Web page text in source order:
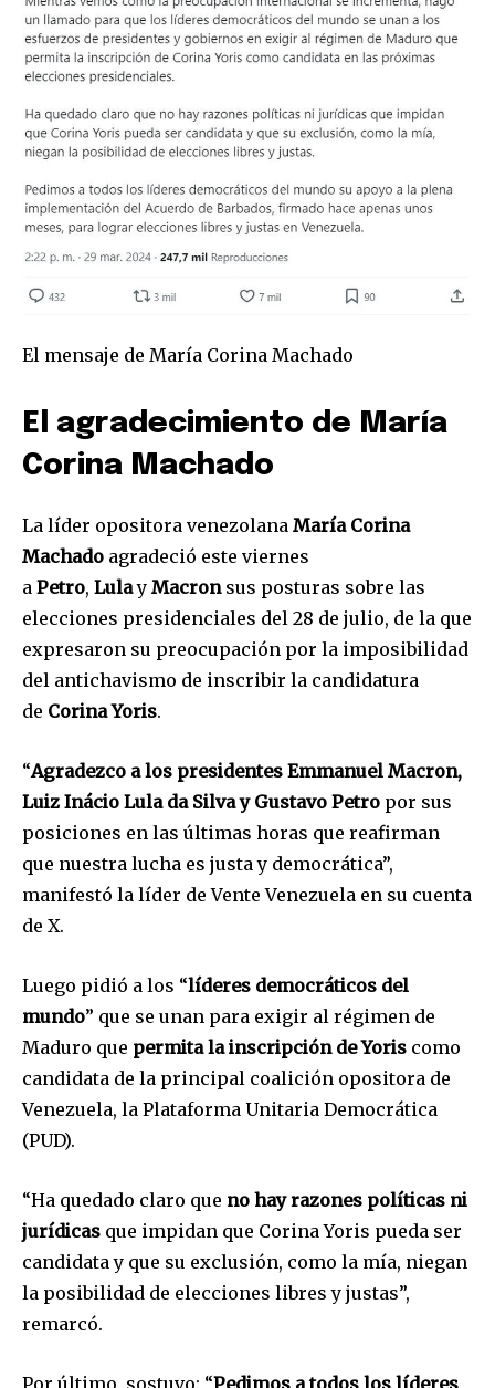
El mensaje de María Corina Machado
El agradecimiento de María
Corina Machado
La líder opositora venezolana María Corina
Machado agradeció este viernes
a Petro, Lulay Macronsus posturas sobre las
elecciones presidenciales del 28 de julio, de la que
expresaron su preocupación por la imposibilidad
del antichavismo de inscribir la candidatura
de Corina Yoris.
“Agradezco a los presidentes Emmanuel Macron,
Luiz Inácio Lula da Silva y Gustavo Petro por sus
posiciones en las últimas horas que reafirman
que nuestra lucha es justa y democrática”,
manifestó la líder de Vente Venezuela en su cuenta
de X.
Luego pidió a los “líderes democráticos del
mundo” que se unan para exigir al régimen de
Maduro que permita la inscripción de Yoris como
candidata de la principal coalición opositora de
Venezuela, la Plataforma Unitaria Democrática
(PUD).
“Ha quedado claro que no hay razones políticas ni
jurídicas que impidan que Corina Yoris pueda ser
candidata y que su exclusión, como la mía, niegan
la posibilidad de elecciones libres y justas”,
remarcó.
Por último, sostuvo: “Pedimos a todos los líderes